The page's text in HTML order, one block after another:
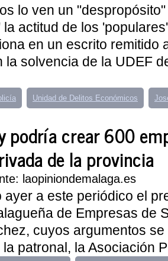
lo ven un
actitud de los
en un escrito remitido
la solvencia de la UDEF
Unidad de Delitos Económicos
podría crear 600
de la provincia
laopiniondemalaga.es
ayer a este periódico el
de Empresas de
cuyos argumentos
patronal, la Asociación